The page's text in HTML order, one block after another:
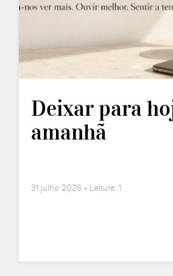
Deixar para
amanhã
31 julho 2026 • Leitura: 1